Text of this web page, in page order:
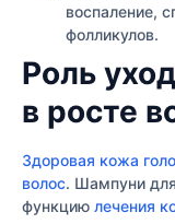
воспаление,
фолликулов.
Роль
в росте
Здоровая кожа
волос. Шампуни
функцию лечения